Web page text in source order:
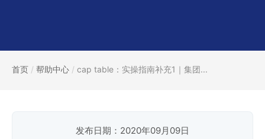
首页 / 帮助中心 / cap table：实操指南补充1｜集团...
发布日期：2020年09月09日